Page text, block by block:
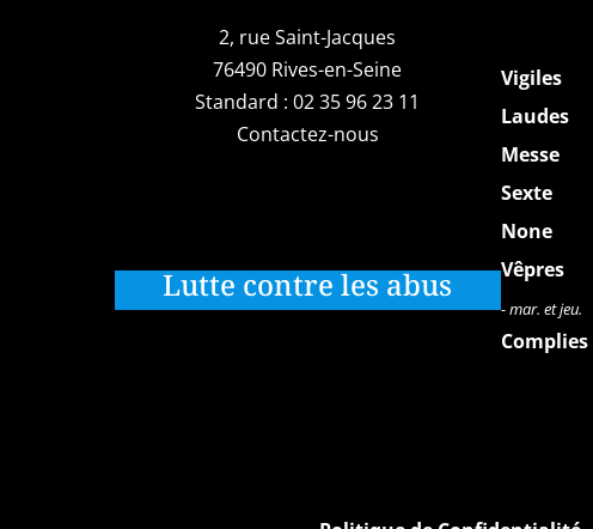
2, rue Saint-Jacques
76490 Rives-en-Seine
Standard :02 35 96 23 11
Contactez-nous
Lutte contre les abus
Vigiles
Laudes
Messe
Sexte
None
Vêpres
- mar. et jeu.
Complies